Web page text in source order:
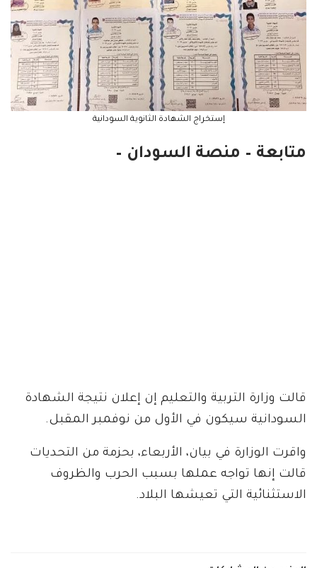
إستخراج الشهادة الثانوية السودانية
متابعة – منصة السودان –
قالت وزارة التربية والتعليم إن إعلان نتيجة الشهادة
السودانية سيكون في الأول من نوفمبر المقبل.
واقرت الوزارة في بيان، الأربعاء، بحزمة من التحديات
قالت إنها تواجه عملها بسبب الحرب والظروف
الاستثنائية التي تعيشها البلاد.